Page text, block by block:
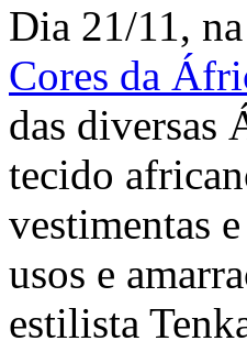
Dia 21/11,
Cores da
das diversas
tecido
vestimentas
usos e
estilista